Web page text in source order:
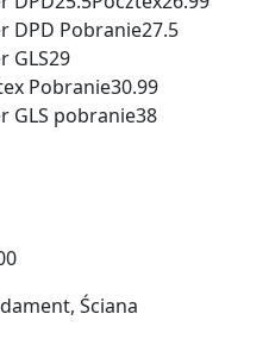
DPD Pobranie27.5
GLS29
Pobranie30.99
GLS pobranie38
Ściana